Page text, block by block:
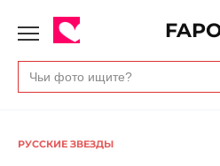
Search
for:
РУССКИЕ ЗВЕЗДЫ